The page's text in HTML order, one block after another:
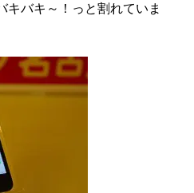
キバキ～！っと割れていま